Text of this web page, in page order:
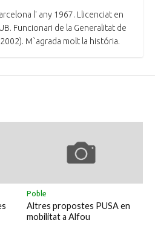
l' any 1967. Llicenciat en
Funcionari de la Generalitat de
M`agrada molt la história.
Poble
Altres propostes PUSA en
mobilitat a Alfou